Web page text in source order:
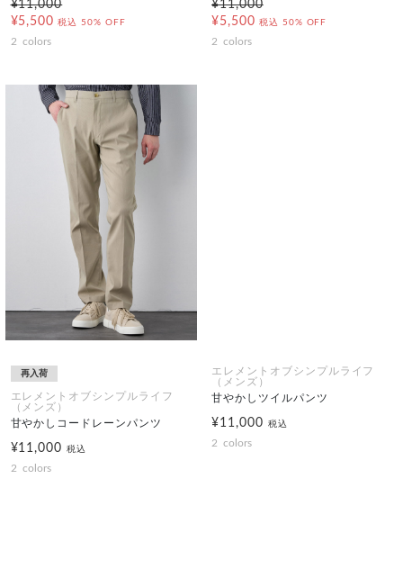
¥11,000
¥5,500 税込 50% OFF
2 colors
¥11,000
¥5,500 税込 50% OFF
2 colors
再入荷
エレメントオブシンプルライフ
（メンズ）
甘やかしコードレーンパンツ
¥11,000税込
2 colors
エレメントオブシンプルライフ
（メンズ）
甘やかしツイルパンツ
¥11,000 税込
2 colors